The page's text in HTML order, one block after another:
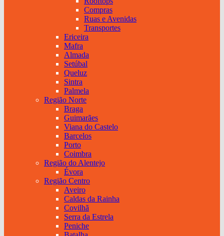
Compras
Ruas e Avenidas
Transportes
Ericeira
Mafra
Almada
Setúbal
Queluz
Sintra
Palmela
Região Norte
Braga
Guimarães
Viana do Castelo
Barcelos
Porto
Coimbra
Região do Alentejo
Évora
Região Centro
Aveiro
Caldas da Rainha
Covilhã
Serra da Estrela
Peniche